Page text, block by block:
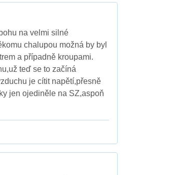
na velmi silné
chalupou možná by byl
a případně kroupami.
teď se to začíná
je cítit napětí,přesně
jen ojediněle na SZ,aspoň